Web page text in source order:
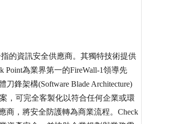
指的資訊安全供應商。其獨特技術提供
為業界第一的FireWall-1領導先
鋒架構(Software Blade Architecture)
，可完全客製化以符合任何企業或環
商，將安全防護轉為商業流程。Check